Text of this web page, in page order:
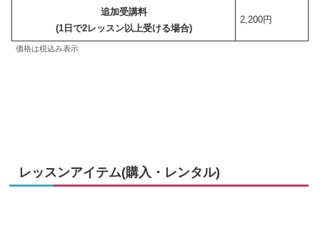
追加受講料
(1日で2レッスン以上受ける場合)
2,200円
価格は税込み表示
レッスンアイテム(購入・レンタル)